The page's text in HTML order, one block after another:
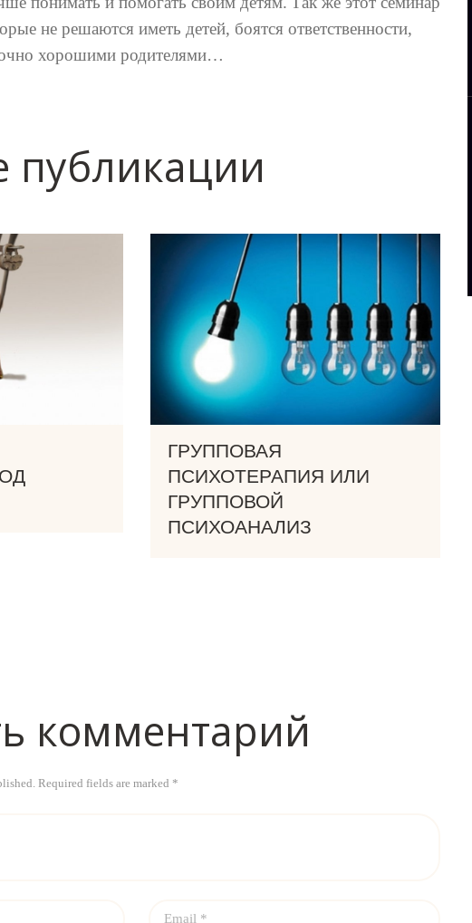
не решаются иметь детей, боятся ответственности,
хорошими родителями…
публикации
ГРУППОВАЯ
ПСИХОТЕРАПИЯ ИЛИ
ГРУППОВОЙ
ПСИХОАНАЛИЗ
комментарий
Required fields are marked *